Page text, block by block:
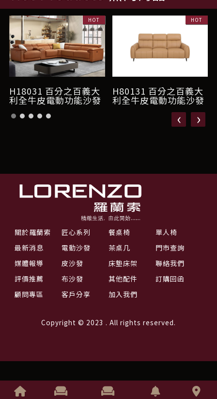
H18031 百分之百義大
利全牛皮電動功能沙發
H80131 百分之百義大
利全牛皮電動功能沙發
‹ ›
關於羅蘭索 匠心系列 餐桌椅
單人椅
最新消息
電動沙發 茶桌几
門市查詢
媒體報導
皮沙發 床墊床架
聯絡我們
評價推薦
布沙發 其他配件
訂購回函
顧問專區
客戶分享 加入我們
Copyright © 2023 . All rights reserved.